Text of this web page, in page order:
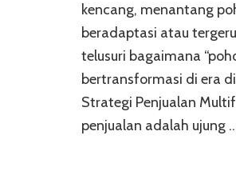
kencang, menantang
beradaptasi atau
telusuri bagaimana
bertransformasi di era
Strategi Penjualan
penjualan adalah ujung